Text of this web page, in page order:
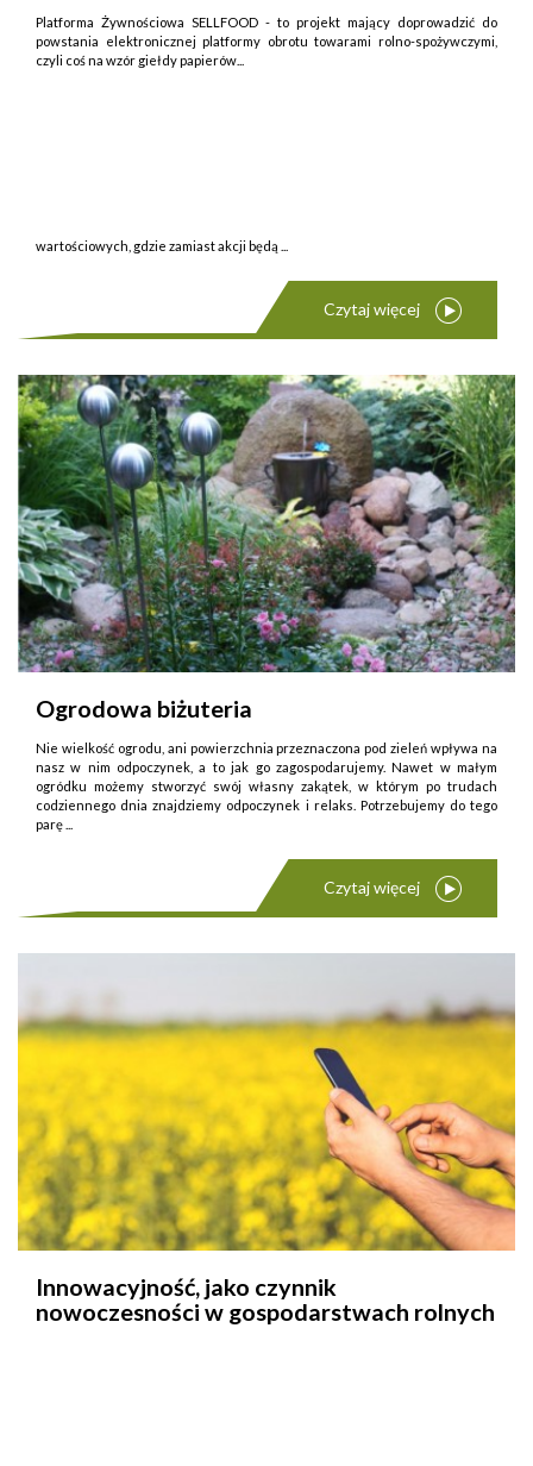
Platforma Żywnościowa SELLFOOD - to projekt mający doprowadzić do
powstania elektronicznej platformy obrotu towarami rolno-spożywczymi,
czyli coś na wzór giełdy papierów...
wartościowych, gdzie zamiast akcji będą ...
Czytaj więcej
Ogrodowa biżuteria
Nie wielkość ogrodu, ani powierzchnia przeznaczona pod zieleń wpływa na
nasz w nim odpoczynek, a to jak go zagospodarujemy. Nawet w małym
ogródku możemy stworzyć swój własny zakątek, w którym po trudach
codziennego dnia znajdziemy odpoczynek i relaks. Potrzebujemy do tego
parę ...
Czytaj więcej
Innowacyjność, jako czynnik
nowoczesności w gospodarstwach rolnych